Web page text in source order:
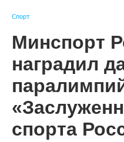
Спорт
Минспорт
наградил
спорта